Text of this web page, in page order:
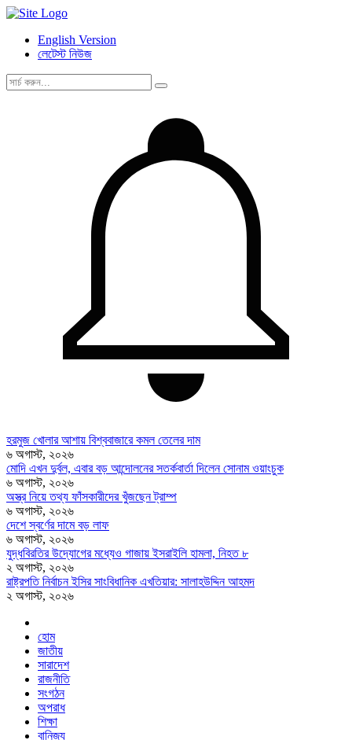
English Version
লেটেস্ট নিউজ
হরমুজ খোলার আশায় বিশ্ববাজারে কমল তেলের দাম
৬ অগাস্ট, ২০২৬
মোদি এখন দুর্বল, এবার বড় আন্দোলনের সতর্কবার্তা দিলেন সোনাম ওয়াংচুক
৬ অগাস্ট, ২০২৬
অস্ত্র নিয়ে তথ্য ফাঁসকারীদের খুঁজছেন ট্রাম্প
৬ অগাস্ট, ২০২৬
দেশে স্বর্ণের দামে বড় লাফ
৬ অগাস্ট, ২০২৬
যুদ্ধবিরতির উদ্যোগের মধ্যেও গাজায় ইসরাইলি হামলা, নিহত ৮
২ অগাস্ট, ২০২৬
রাষ্ট্রপতি নির্বাচন ইসির সাংবিধানিক এখতিয়ার: সালাহউদ্দিন আহমদ
২ অগাস্ট, ২০২৬
হোম
জাতীয়
সারাদেশ
রাজনীতি
সংগঠন
অপরাধ
শিক্ষা
বানিজ্য